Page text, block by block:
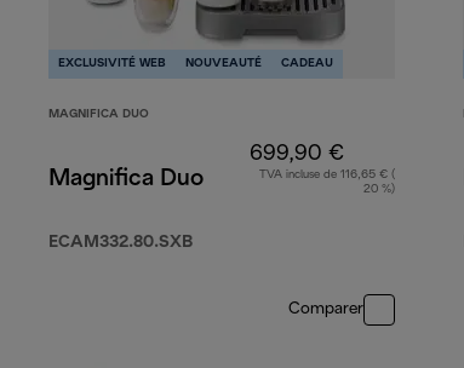
EXCLUSIVITÉ WEB NOUVEAUTÉ CADEAU
MAGNIFICA DUO
Magnifica Duo
ECAM332.80.SXB
699,90 €
TVA incluse de 116,65 € (
20 %)
Comparer